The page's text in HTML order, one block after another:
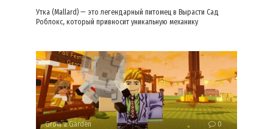
Утка (Mallard) — это легендарный питомец в Вырасти Сад
Роблокс, который привносит уникальную механику
Grow a Garden 0